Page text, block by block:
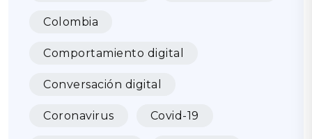
Colombia
Comportamiento digital
Conversación digital
Coronavirus Covid-19